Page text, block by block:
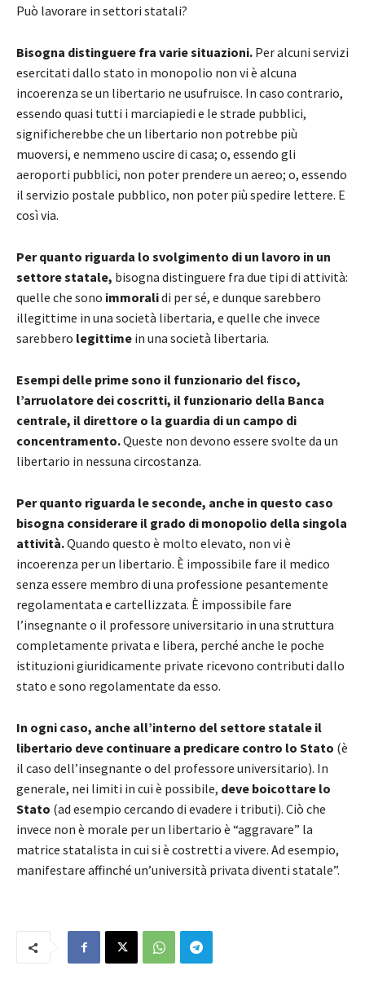
Può lavorare in settori statali?
Bisogna distinguere fra varie situazioni. Per alcuni servizi
esercitati dallo stato in monopolio non vi è alcuna
incoerenza se un libertario ne usufruisce. In caso contrario,
essendo quasi tutti i marciapiedi e le strade pubblici,
significherebbe che un libertario non potrebbe più
muoversi, e nemmeno uscire di casa; o, essendo gli
aeroporti pubblici, non poter prendere un aereo; o, essendo
il servizio postale pubblico, non poter più spedire lettere. E
così via.
Per quanto riguarda lo svolgimento di un lavoro in un
settore statale, bisogna distinguere fra due tipi di attività:
quelle che sono immoralidi per sé, e dunque sarebbero
illegittime in una società libertaria, e quelle che invece
sarebbero legittime in una società libertaria.
Esempi delle prime sono il funzionario del fisco,
l’arruolatore dei coscritti, il funzionario della Banca
centrale, il direttore o la guardia di un campo di
concentramento.Queste non devono essere svolte da un
libertario in nessuna circostanza.
Per quanto riguarda le seconde, anche in questo caso
bisogna considerare il grado di monopolio della singola
attività.Quando questo è molto elevato, non vi è
incoerenza per un libertario. È impossibile fare il medico
senza essere membro di una professione pesantemente
regolamentata e cartellizzata. È impossibile fare
l’insegnante o il professore universitario in una struttura
completamente privata e libera, perché anche le poche
istituzioni giuridicamente private ricevono contributi dallo
stato e sono regolamentate da esso.
In ogni caso, anche all’interno del settore statale il
libertario deve continuare a predicare contro lo Stato (è
il caso dell’insegnante o del professore universitario). In
generale, nei limiti in cui è possibile, deve boicottare lo
Stato (ad esempio cercando di evadere i tributi). Ciò che
invece non è morale per un libertario è “aggravare” la
matrice statalista in cui si è costretti a vivere. Ad esempio,
manifestare affinché un’università privata diventi statale”.